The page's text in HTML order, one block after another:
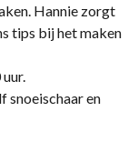
Hannie zorgt
tips bij het maken
snoeischaar en